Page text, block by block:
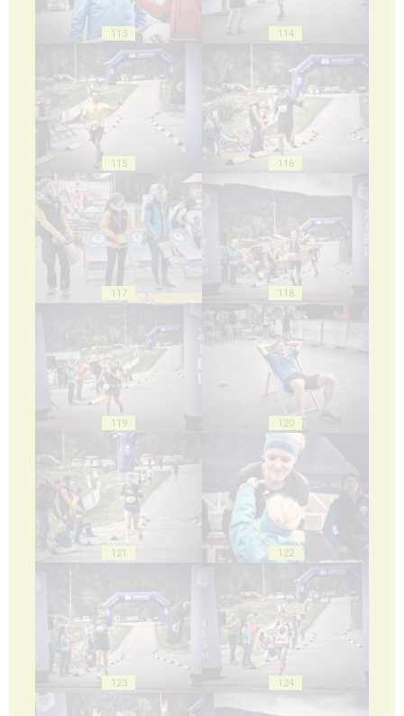
113 114
115 116
117 118
119 120
121 122
123 124